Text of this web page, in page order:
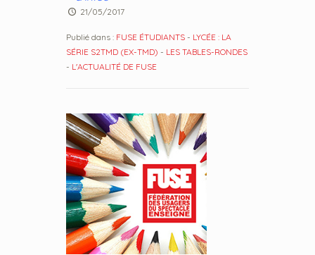
21/05/2017
Publié dans : FUSE ÉTUDIANTS - LYCÉE : LA
SÉRIE S2TMD (EX-TMD) - LES TABLES-RONDES
- L'ACTUALITÉ DE FUSE